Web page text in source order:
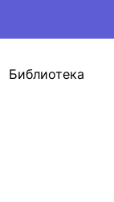
Библиотека